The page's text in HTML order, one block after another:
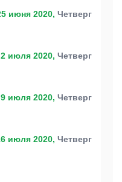
июня 2020, Четверг
2 июля 2020, Четверг
9 июля 2020, Четверг
июля 2020, Четверг